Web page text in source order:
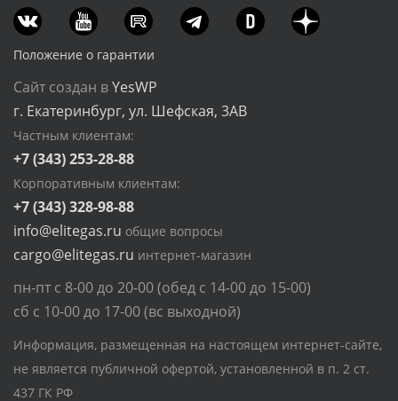
Положение о гарантии
Сайт создан вYesWP
г. Екатеринбург, ул. Шефская, 3АВ
Частным клиентам:
+7 (343) 253-28-88
Корпоративным клиентам:
+7 (343) 328-98-88
info@elitegas.ru общие вопросы
cargo@elitegas.ru интернет-магазин
пн-пт с 8-00 до 20-00 (обед с 14-00 до 15-00)
сб с 10-00 до 17-00 (вс выходной)
Информация, размещенная на настоящем интернет-сайте,
не является публичной офертой, установленной в п. 2 ст.
437 ГК РФ